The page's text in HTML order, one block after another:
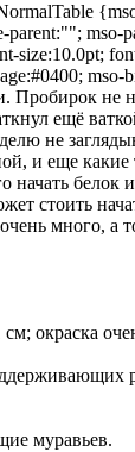
parent:""; mso-
size:10.0pt;
Пробирок не
ещё
не
и еще
начать
стоить
много, а
окраска
муравьев.